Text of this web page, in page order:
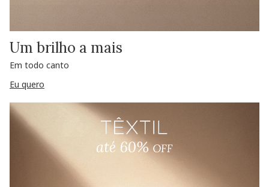
Um brilho a mais
Em todo canto
Eu quero